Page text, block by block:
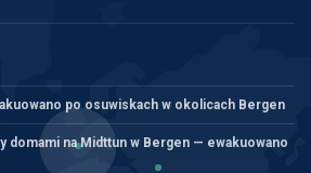
po osuwiskach w okolicach Bergen
domami na Midttun w Bergen — ewakuowano